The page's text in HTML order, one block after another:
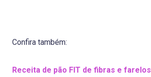
Confira também:
Receita de pão FIT de fibras e farelos